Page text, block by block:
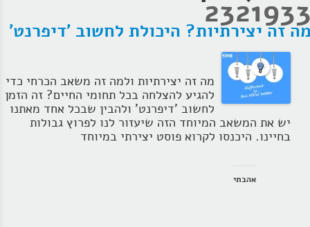
אודות
המלצות
הרצאות
זה יצירתיות? היכולת לחשוב 'דיפרנט'
מה זה יצירתיות ולמה זה משאב הכרחי כדי
להגיע להצלחה בכל תחומי החיים? זה הזמן
לחשוב 'דיפרנט' ולהבין שבכל אחד מאתנו
יש את המשאב המיוחד הזה שיעזור לנו לפרוץ גבולות
בחיינו. היכנסו לקרוא פוסט יצירתי במיוחד
אהבתי